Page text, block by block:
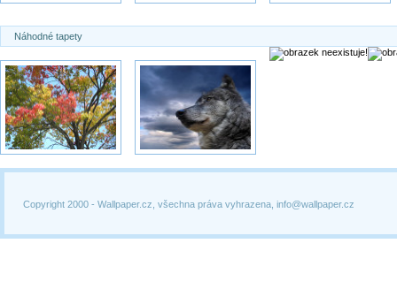
Náhodné tapety
Copyright 2000 - Wallpaper.cz, všechna práva vyhrazena, info@wallpaper.cz